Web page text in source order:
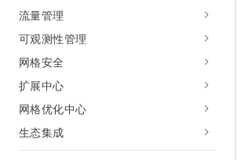
流量管理
可观测性管理
网格安全
扩展中心
网格优化中心
生态集成
企业服务与云通信
域名与网站
终端用户计算
Serverless